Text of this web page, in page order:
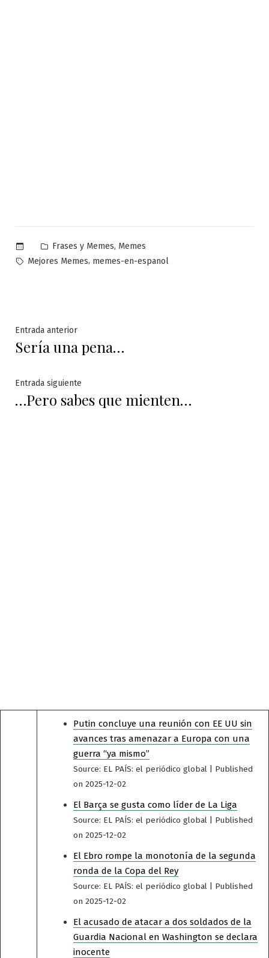
Publicado
en
Frases y Memes, Memes
Etiquetas:
Mejores Memes, memes-en-espanol
Navegación
de
entradas
Entrada anteriorEntrada
anterior:
Sería una pena…
Entrada siguiente
siguiente:
…Pero sabes que mienten…
Putin concluye una reunión con EE UU sin
avances tras amenazar a Europa con una
guerra “ya mismo”
Source: EL PAÍS: el periódico global
Published
on 2025-12-02
El Barça se gusta como líder de La Liga
Source: EL PAÍS: el periódico global
Published
on 2025-12-02
El Ebro rompe la monotonía de la segunda
ronda de la Copa del Rey
Source: EL PAÍS: el periódico global
Published
on 2025-12-02
El acusado de atacar a dos soldados de la
Guardia Nacional en Washington se declara
inocente